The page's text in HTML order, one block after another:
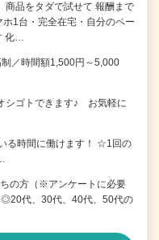
品をタダで試せて 報酬まで
1台・完全在宅・自分のペー
化…
／時間額1,500円～5,000
シゴトできます♪ お気軽に
る時間に働けます！ ☆1回の
の方（※アンケートに必要
代、30代、40代、50代の